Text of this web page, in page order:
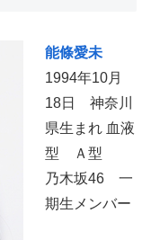
能條愛未
1994年10月
18日 神奈川
県生まれ 血液
型 Ａ型
乃木坂46 一
期生メンバー